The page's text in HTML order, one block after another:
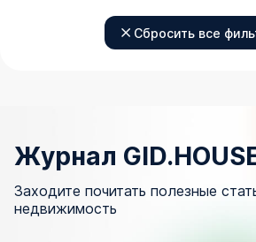
Сбросить все
Журнал
Заходите почитать полезные
недвижимость